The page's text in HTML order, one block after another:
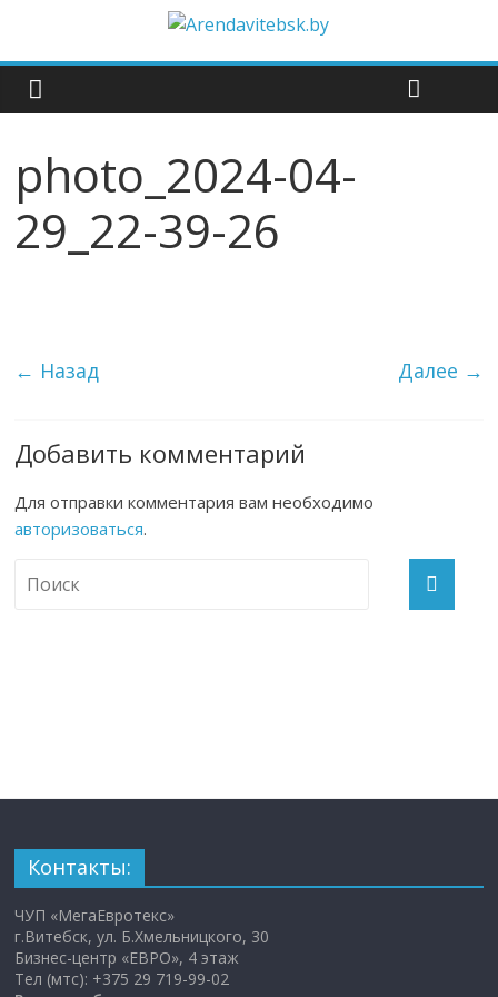
photo_2024-04-
29_22-39-26
← Назад Далее →
Добавить комментарий
Для отправки комментария вам необходимо
авторизоваться.
Контакты:
ЧУП «МегаЕвротекс»
г.Витебск, ул. Б.Хмельницкого, 30
Бизнес-центр «ЕВРО», 4 этаж
Тел (мтс): +375 29 719-99-02